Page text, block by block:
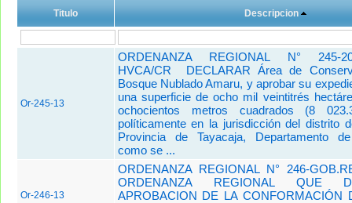
Titulo Descripcion
Or-245-13
ORDENANZA REGIONAL N° 245-
HVCA/CR DECLARAR Área de
Bosque Nublado Amaru, y aprobar su
una superficie de ocho mil veintitrés
ochocientos metros cuadrados (8
políticamente en la jurisdicción del distrito
Provincia de Tayacaja, Departamento
como se ...
Or-246-13
ORDENANZA REGIONAL N° 246-
ORDENANZA REGIONAL QUE
APROBACION DE LA CONFORMACIÓN